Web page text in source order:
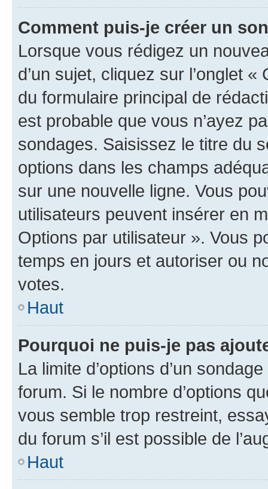
Comment puis-je créer un
Lorsque vous rédigez un
d’un sujet, cliquez sur l’onglet
du formulaire principal de
est probable que vous n’ayez
sondages. Saisissez le titre du
options dans les champs
sur une nouvelle ligne. Vous
utilisateurs peuvent insérer en
Options par utilisateur ». Vous
temps en jours et autoriser ou
votes.
Haut
Pourquoi ne puis-je pas
La limite d’options d’un
forum. Si le nombre d’options
vous semble trop restreint,
du forum s’il est possible de
Haut